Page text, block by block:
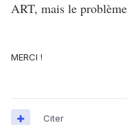
ART, mais le
MERCI !
Citer